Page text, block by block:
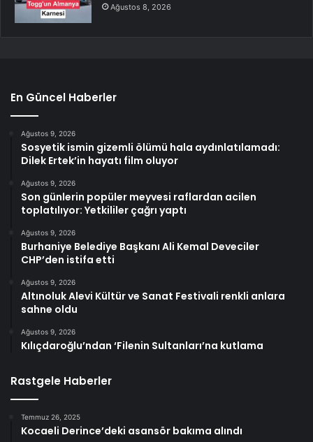
Ağustos 8, 2026
En Güncel Haberler
Ağustos 9, 2026
Sosyetik ismin gizemli ölümü hala aydınlatılamadı:
Dilek Ertek’in hayatı film oluyor
Ağustos 9, 2026
Son günlerin popüler meyvesi raflardan acilen
toplatılıyor: Yetkililer çağrı yaptı
Ağustos 9, 2026
Burhaniye Belediye Başkanı Ali Kemal Deveciler
CHP’den istifa etti
Ağustos 9, 2026
Altınoluk Alevi Kültür ve Sanat Festivali renkli anlara
sahne oldu
Ağustos 9, 2026
Kılıçdaroğlu’ndan ‘Filenin Sultanları’na kutlama
Rastgele Haberler
Temmuz 26, 2025
Kocaeli Derince’deki asansör bakıma alındı